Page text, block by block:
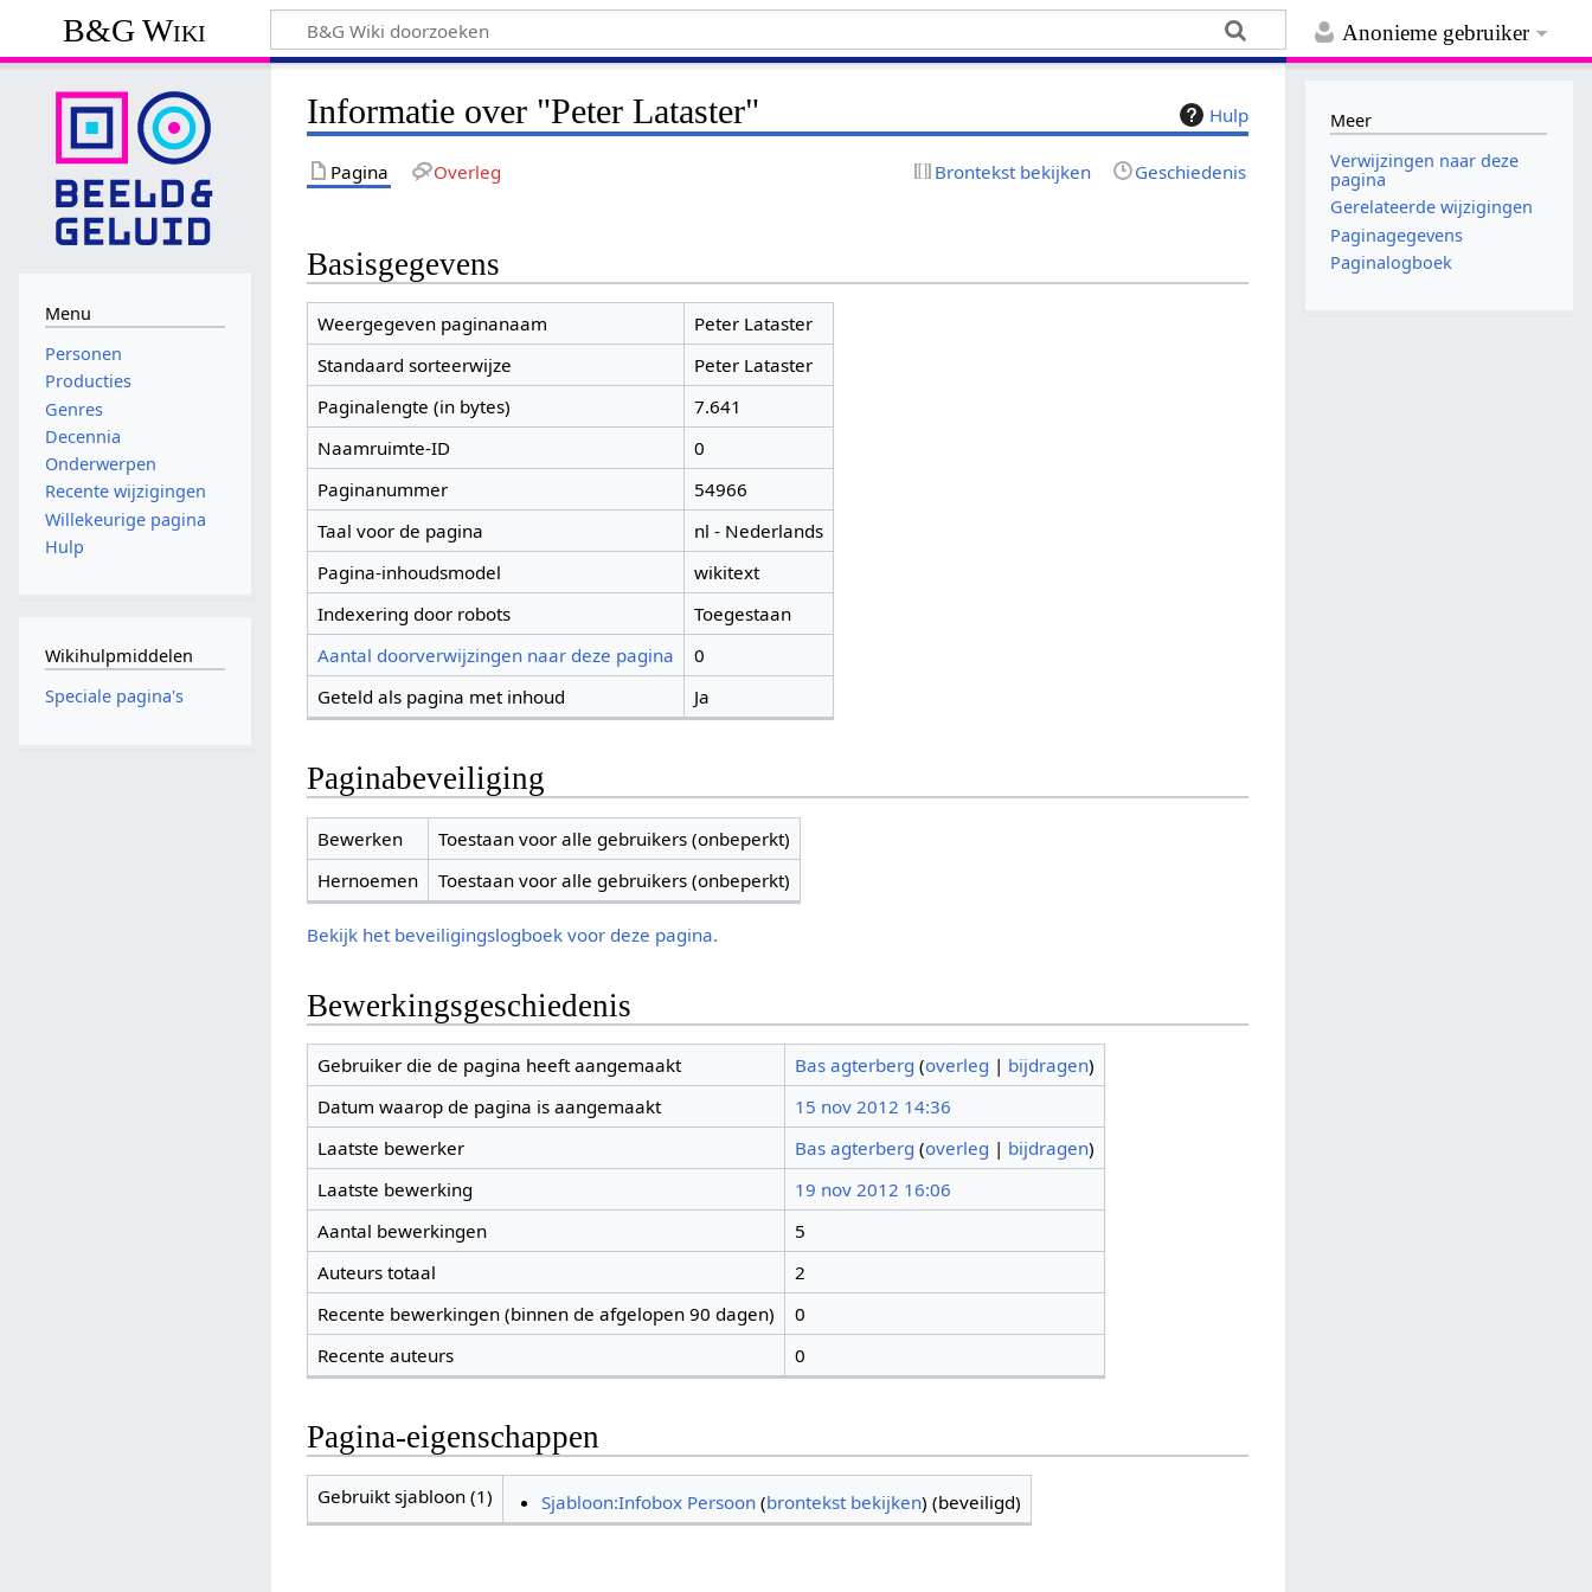
Anonieme gebruiker
B&G Wiki
Hulp
Informatie over "Peter Lataster"
Pagina Overleg Brontekst bekijken Geschiedenis
Basisgegevens
Weergegeven paginanaam
Peter Lataster
Standaard sorteerwijze
Peter Lataster
Paginalengte (in bytes)
7.641
Naamruimte-ID
0
Paginanummer
54966
Taal voor de pagina
nl - Nederlands
Pagina-inhoudsmodel
wikitext
Indexering door robots
Toegestaan
Aantal doorverwijzingen naar deze pagina
0
Geteld als pagina met inhoud
Ja
Paginabeveiliging
Bewerken
Toestaan voor alle gebruikers (onbeperkt)
Hernoemen
Toestaan voor alle gebruikers (onbeperkt)
Bekijk het beveiligingslogboek voor deze pagina.
Bewerkingsgeschiedenis
Gebruiker die de pagina heeft aangemaakt Bas agterberg (overleg | bijdragen)
Datum waarop de pagina is aangemaakt
15 nov 2012 14:36
Laatste bewerker
Bas agterberg (overleg | bijdragen)
Laatste bewerking
19 nov 2012 16:06
Aantal bewerkingen
5
Auteurs totaal
2
Recente bewerkingen (binnen de afgelopen 90 dagen)
0
Recente auteurs
0
Pagina-eigenschappen
Gebruikt sjabloon (1) Sjabloon:Infobox Persoon (brontekst bekijken) (beveiligd)
Menu
Personen
Producties
Genres
Decennia
Onderwerpen
Recente wijzigingen
Willekeurige pagina
Hulp
Wikihulpmiddelen
Speciale pagina's
Meer
Verwijzingen naar deze
pagina
Gerelateerde wijzigingen
Paginagegevens
Paginalogboek